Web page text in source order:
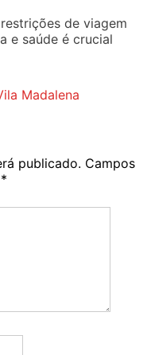
de viagem
e saúde é crucial
Madalena
publicado. Campos
*